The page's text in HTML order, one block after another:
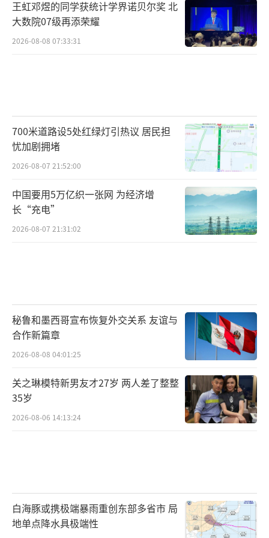
（责任编辑：0882）
王虹邓煜的同学获统计学界诺贝尔奖 北
大数院07级再添荣耀
2026-08-08 07:33:31
700米道路设5处红绿灯引热议 居民担
忧加剧拥堵
2026-08-07 21:52:00
中国要用5万亿织一张网 为经济增
长“充电”
2026-08-07 21:31:02
秘鲁和墨西哥宣布恢复外交关系 友谊与
合作新篇章
2026-08-08 04:01:25
关之琳模特新男友才27岁 两人差了整整
35岁
2026-08-06 14:13:24
白海豚或携极端暴雨重创东部多省市 局
地单点降水具极端性